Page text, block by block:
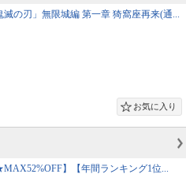
滅の刃」無限城編 第一章 猗窩座再来(通...
】【年間ランキング1位...